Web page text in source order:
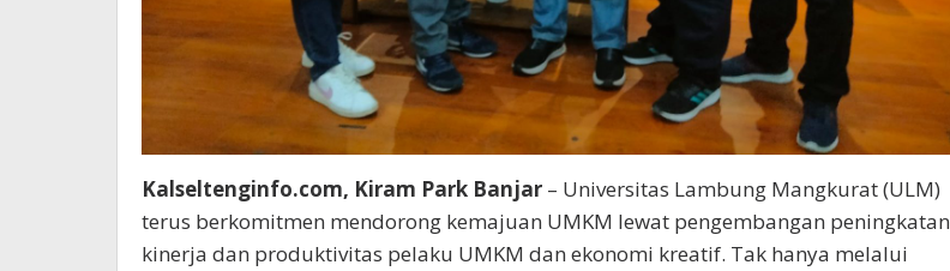
Kalseltenginfo.com, Kiram Park Banjar – Universitas Lambung Mangkurat (ULM)
terus berkomitmen mendorong kemajuan UMKM lewat pengembangan peningkatan
kinerja dan produktivitas pelaku UMKM dan ekonomi kreatif. Tak hanya melalui